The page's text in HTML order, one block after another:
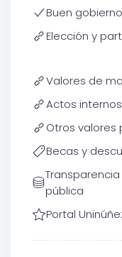
Buen gobierno
Elección y
Valores de
Actos
Otros valores
Becas y
pública
Portal